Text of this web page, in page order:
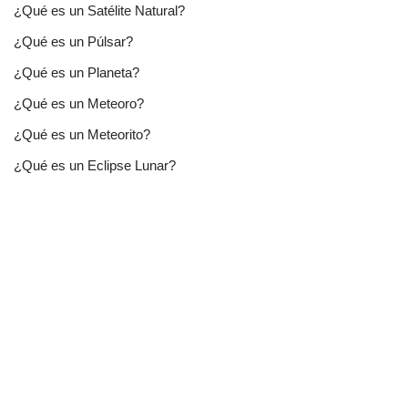
¿Qué es un Satélite Natural?
¿Qué es un Púlsar?
¿Qué es un Planeta?
¿Qué es un Meteoro?
¿Qué es un Meteorito?
¿Qué es un Eclipse Lunar?